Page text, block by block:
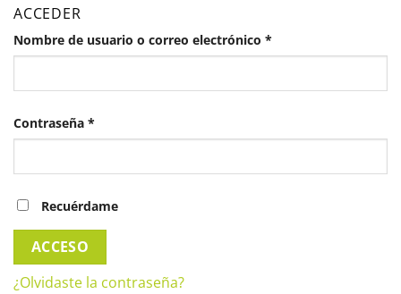
ACCEDER
Nombre de usuario o correo electrónico *Obligatorio
Contraseña *Obligatorio
Recuérdame
ACCESO
¿Olvidaste la contraseña?